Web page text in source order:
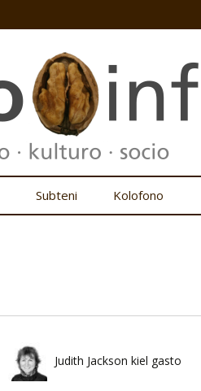
Subteni Kolofono
Judith Jackson kiel gasto